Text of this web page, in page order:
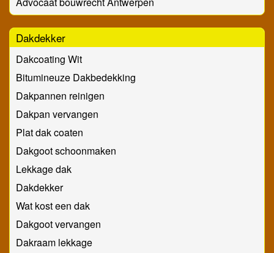
Dakdekker
Dakcoating Wit
Bitumineuze Dakbedekking
Dakpannen reinigen
Dakpan vervangen
Plat dak coaten
Dakgoot schoonmaken
Lekkage dak
Dakdekker
Wat kost een dak
Dakgoot vervangen
Dakraam lekkage